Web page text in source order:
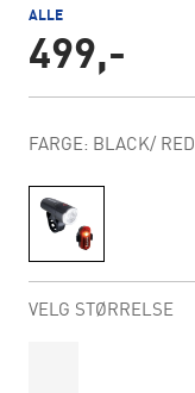
ALLE
499,-
FARGE: BLACK/ RED
VELG STØRRELSE